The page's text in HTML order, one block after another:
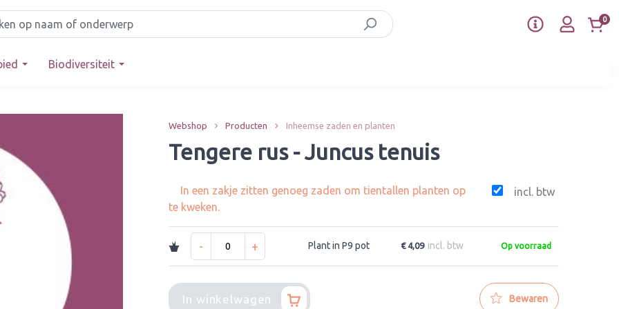
0
Biodiversiteit
Webshop Producten Inheemse zaden en planten
Tengere rus - Juncus tenuis
In een zakje zitten genoeg zaden om tientallen planten op
te kweken.
incl. btw
- + Plant in P9 pot € 4,09 incl. btw Op voorraad
In winkelwagen Bewaren